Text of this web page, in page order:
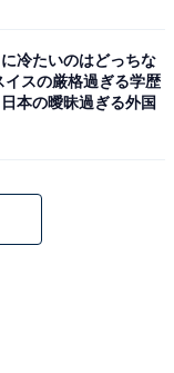
に冷たいのはどっちな
イスの厳格過ぎる学歴
本の曖昧過ぎる外国